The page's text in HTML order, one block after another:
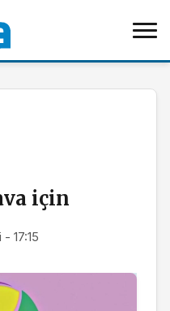
için
17:15